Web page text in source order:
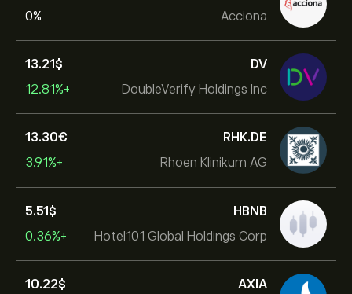
Acciona
0%
DV
DoubleVerify Holdings Inc
13.21‎$‎
+12.81%
RHK.DE
Rhoen Klinikum AG
13.30‎€‎
+3.91%
HBNB
Hotel101 Global Holdings Corp
5.51‎$‎
+0.36%
AXIA
10.22‎$‎